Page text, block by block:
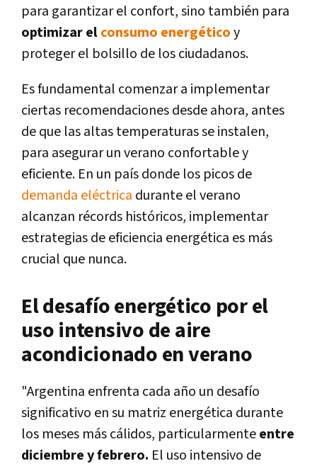
para garantizar el confort, sino también para
optimizar elconsumo energéticoy
proteger el bolsillo de los ciudadanos.
Es fundamental comenzar a implementar
ciertas recomendaciones desde ahora, antes
de que las altas temperaturas se instalen,
para asegurar un verano confortable y
eficiente. En un país donde los picos de
demanda eléctrica durante el verano
alcanzan récords históricos, implementar
estrategias de eficiencia energética es más
crucial que nunca.
El desafío energético por el
uso intensivo de aire
acondicionado en verano
"Argentina enfrenta cada año un desafío
significativo en su matriz energética durante
los meses más cálidos, particularmenteentre
diciembre y febrero. El uso intensivo de